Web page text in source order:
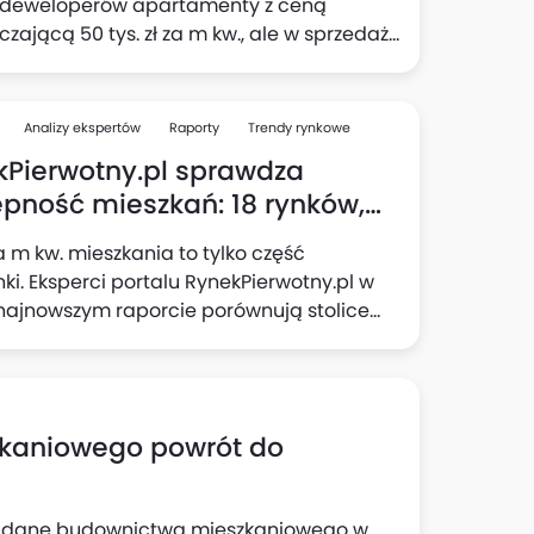
50 tys. zł za m kw., ale w sprzedaży
miast oraz w jakich dzielnicach
znaleźć.
Analizy ekspertów Raporty Trendy rynkowe
sprawdza
mieszkań: 18 rynków,
kilka
m kw. mieszkania to tylko część
Eksperci portalu RynekPierwotny.pl w
raporcie porównują stolice
realne możliwości kupujących. Gdzie
można nabyć największe
powrót do